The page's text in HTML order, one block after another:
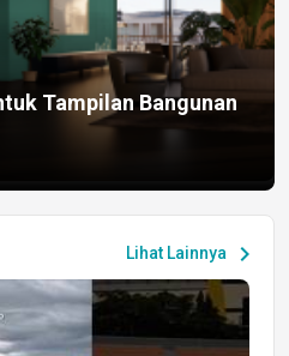
Tampilan Bangunan
Lihat Lainnya chevron_right